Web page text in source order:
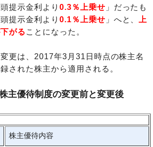
提示金利より 0.3％上乗せ 」だったも
提示金利より 0.1％上乗せ 」へと、
上
がる ことになった。
更は、2017年3月31日時点の株主名
された株主から適用される。
主優待制度の変更前と変更後
株主優待内容